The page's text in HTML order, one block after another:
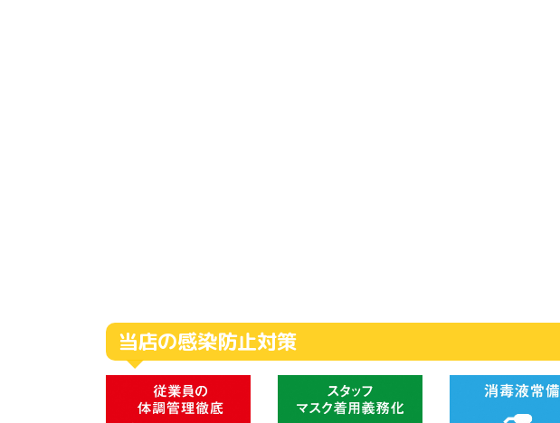
当店の感染防止対策